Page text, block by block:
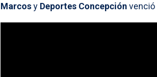
Marcosy Deportes Concepción venció